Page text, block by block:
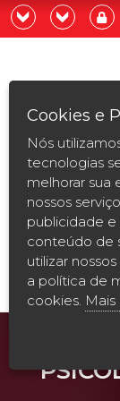
Cookies e
Nós
tecnologias
melhorar sua
nossos
publicidade
conteúdo de
utilizar
a política de
cookies.